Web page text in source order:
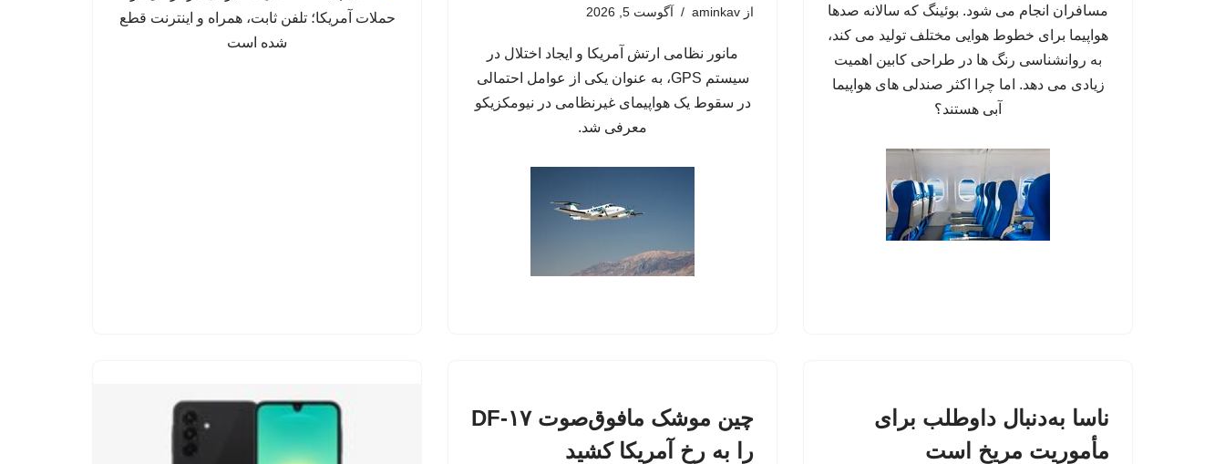
مسافران انجام می شود. بوئینگ که سالانه صدها
هواپیما برای خطوط هوایی مختلف تولید می کند،
به روانشناسی رنگ ها در طراحی کابین اهمیت
زیادی می دهد. اما چرا اکثر صندلی های هواپیما
آبی هستند؟
از aminkav آگوست 5, 2026
مانور نظامی ارتش آمریکا و ایجاد اختلال در
سیستم‌ GPS، به عنوان یکی از عوامل احتمالی
در سقوط یک هواپیمای غیرنظامی در نیومکزیکو
معرفی شد.
ناسا به‌دنبال داوطلب برای
مأموریت مریخ است
چین موشک مافوق‌صوت DF-۱۷
را به رخ آمریکا کشید